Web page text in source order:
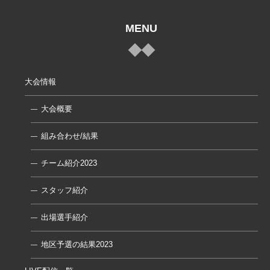
MENU
大会情報
大会概要
組み合わせ/結果
チーム紹介2023
スタッフ紹介
出場選手紹介
地区予選の結果2023